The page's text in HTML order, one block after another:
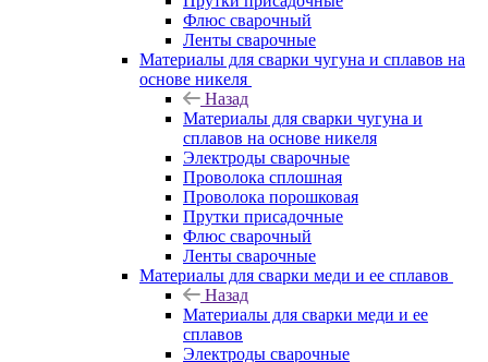
Флюс сварочный
Ленты сварочные
Материалы для сварки чугуна и сплавов на
основе никеля
Назад
Материалы для сварки чугуна и
сплавов на основе никеля
Электроды сварочные
Проволока сплошная
Проволока порошковая
Прутки присадочные
Флюс сварочный
Ленты сварочные
Материалы для сварки меди и ее сплавов
Назад
Материалы для сварки меди и ее
сплавов
Электроды сварочные